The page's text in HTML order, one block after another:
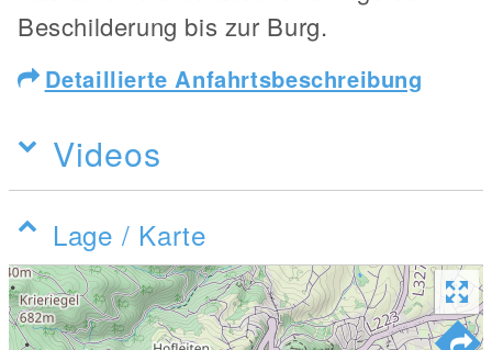
Beschilderung bis zur Burg.
Detaillierte Anfahrtsbeschreibung
Videos
Lage / Karte